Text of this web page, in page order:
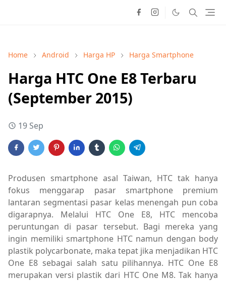
Home Android Harga HP Harga Smartphone
Harga HTC One E8 Terbaru
(September 2015)
19 Sep
Produsen smartphone asal Taiwan, HTC tak hanya
fokus menggarap pasar smartphone premium
lantaran segmentasi pasar kelas menengah pun coba
digarapnya. Melalui HTC One E8, HTC mencoba
peruntungan di pasar tersebut. Bagi mereka yang
ingin memiliki smartphone HTC namun dengan body
plastik polycarbonate, maka tepat jika menjadikan HTC
One E8 sebagai salah satu pilihannya. HTC One E8
merupakan versi plastik dari HTC One M8. Tak hanya